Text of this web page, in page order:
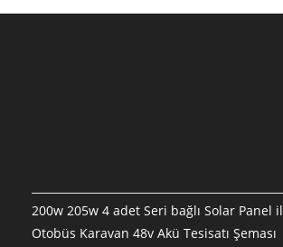
200w 205w 4 adet Seri bağlı Solar Panel
Otobüs Karavan 48v Akü Tesisatı Şeması